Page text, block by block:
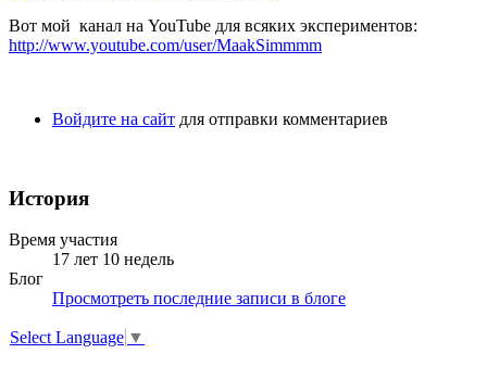
Вот мой канал на YouTube для всяких экспериментов:
http://www.youtube.com/user/MaakSimmmm
Войдите на сайт для отправки комментариев
История
Время участия
17 лет 10 недель
Блог
Просмотреть последние записи в блоге
Select Language ▼